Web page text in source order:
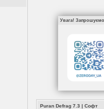
Увага! Запрошуємо
Puran Defrag 7.3 | Софт